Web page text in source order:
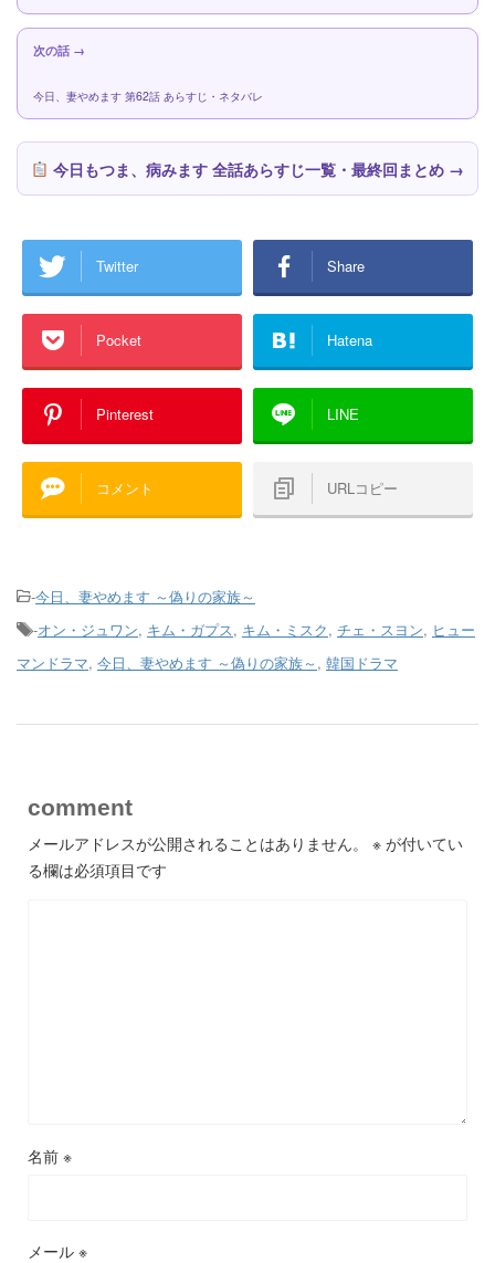
次の話 →
今日、妻やめます 第62話 あらすじ・ネタバレ
今日もつま、病みます 全話あらすじ一覧・最終回まとめ →
Twitter Share
Pocket Hatena
Pinterest LINE
コメント URLコピー
-今日、妻やめます ～偽りの家族～
-オン・ジュワン, キム・ガプス, キム・ミスク, チェ・スヨン, ヒュー
マンドラマ, 今日、妻やめます ～偽りの家族～ , 韓国ドラマ
comment
メールアドレスが公開されることはありません。 ※ が付いてい
る欄は必須項目です
名前 ※
メール ※